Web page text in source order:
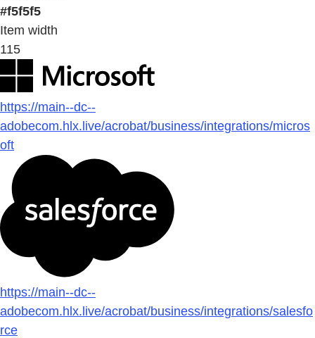
#f5f5f5
Item width
115
https://main--dc--
adobecom.hlx.live/acrobat/business/integrations/micros
oft
https://main--dc--
adobecom.hlx.live/acrobat/business/integrations/salesfo
rce